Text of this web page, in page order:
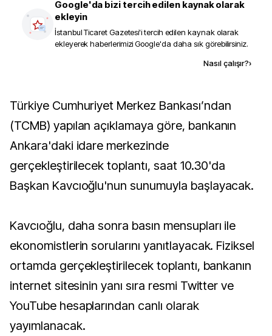
Google'da bizi tercih edilen kaynak olarak
ekleyin
İstanbul Ticaret Gazetesi'i tercih edilen kaynak olarak
ekleyerek haberlerimizi Google'da daha sık görebilirsiniz.
Nasıl çalışır?›
Türkiye Cumhuriyet Merkez Bankası’ndan
(TCMB) yapılan açıklamaya göre, bankanın
Ankara'daki idare merkezinde
gerçekleştirilecek toplantı, saat 10.30'da
Başkan Kavcıoğlu'nun sunumuyla başlayacak.
Kavcıoğlu, daha sonra basın mensupları ile
ekonomistlerin sorularını yanıtlayacak. Fiziksel
ortamda gerçekleştirilecek toplantı, bankanın
internet sitesinin yanı sıra resmi Twitter ve
YouTube hesaplarından canlı olarak
yayımlanacak.